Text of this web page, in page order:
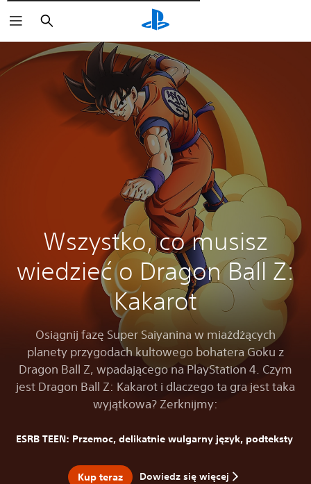
Wyszukaj
Wszystko, co musisz
wiedzieć o Dragon Ball Z:
Kakarot
Osiągnij fazę Super Saiyanina w miażdżących
planety przygodach kultowego bohatera Goku z
Dragon Ball Z, wpadającego na PlayStation 4. Czym
jest Dragon Ball Z: Kakarot i dlaczego ta gra jest taka
wyjątkowa? Zerknijmy:
ESRB TEEN: Przemoc, delikatnie wulgarny język, podteksty
Kup teraz Dowiedz się więcej